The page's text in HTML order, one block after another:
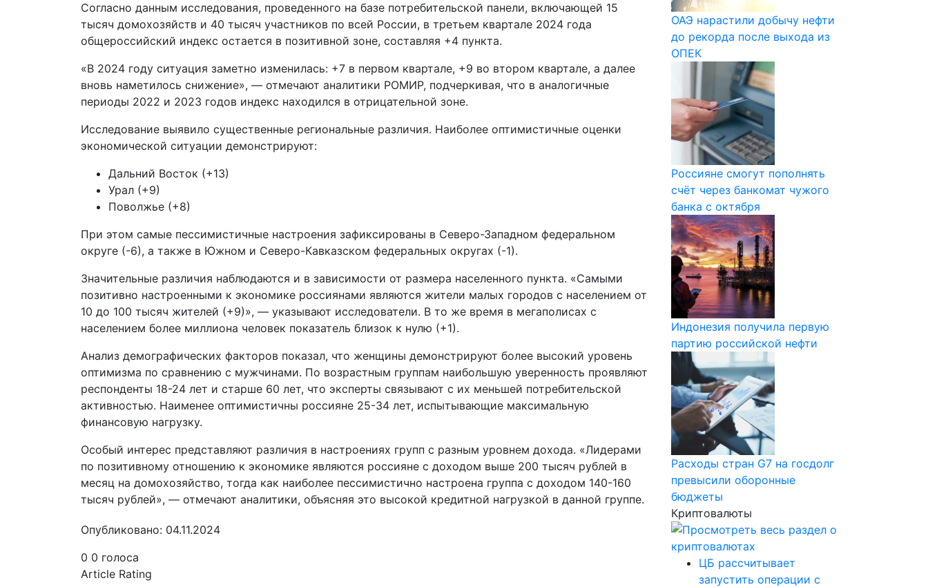
Согласно данным исследования, проведенного на базе потребительской панели, включающей 15
тысяч домохозяйств и 40 тысяч участников по всей России, в третьем квартале 2024 года
общероссийский индекс остается в позитивной зоне, составляя +4 пункта.
«В 2024 году ситуация заметно изменилась: +7 в первом квартале, +9 во втором квартале, а далее
вновь наметилось снижение», — отмечают аналитики РОМИР, подчеркивая, что в аналогичные
периоды 2022 и 2023 годов индекс находился в отрицательной зоне.
Исследование выявило существенные региональные различия. Наиболее оптимистичные оценки
экономической ситуации демонстрируют:
Дальний Восток (+13)
Урал (+9)
Поволжье (+8)
При этом самые пессимистичные настроения зафиксированы в Северо-Западном федеральном
округе (-6), а также в Южном и Северо-Кавказском федеральных округах (-1).
Значительные различия наблюдаются и в зависимости от размера населенного пункта. «Самыми
позитивно настроенными к экономике россиянами являются жители малых городов с населением от
10 до 100 тысяч жителей (+9)», — указывают исследователи. В то же время в мегаполисах с
населением более миллиона человек показатель близок к нулю (+1).
Анализ демографических факторов показал, что женщины демонстрируют более высокий уровень
оптимизма по сравнению с мужчинами. По возрастным группам наибольшую уверенность проявляют
респонденты 18-24 лет и старше 60 лет, что эксперты связывают с их меньшей потребительской
активностью. Наименее оптимистичны россияне 25-34 лет, испытывающие максимальную
финансовую нагрузку.
Особый интерес представляют различия в настроениях групп с разным уровнем дохода. «Лидерами
по позитивному отношению к экономике являются россияне с доходом выше 200 тысяч рублей в
месяц на домохозяйство, тогда как наиболее пессимистично настроена группа с доходом 140-160
тысяч рублей», — отмечают аналитики, объясняя это высокой кредитной нагрузкой в данной группе.
Опубликовано: 04.11.2024
0 0 голоса
Article Rating
ОАЭ нарастили добычу нефти
до рекорда после выхода из
ОПЕК
Россияне смогут пополнять
счёт через банкомат чужого
банка с октября
Индонезия получила первую
партию российской нефти
Расходы стран G7 на госдолг
превысили оборонные
бюджеты
Криптовалюты
ЦБ рассчитывает
запустить операции с